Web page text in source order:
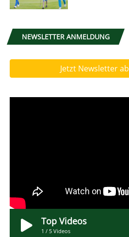
NEWSLETTER ANMELDUNG
Jetzt Newsletter
Top Videos
1 / 5 Videos